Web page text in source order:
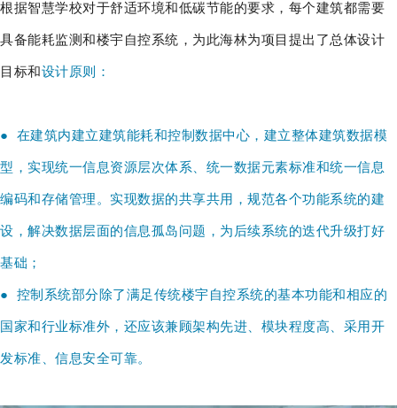
根据智慧学校对于舒适环境和低碳节能的要求，每个建筑都需要
具备能耗监测和楼宇自控系统，为此海林为项目提出了总体设计
目标和设计原则：
● 在建筑内建立建筑能耗和控制数据中心，建立整体建筑数据模
型，实现统一信息资源层次体系、统一数据元素标准和统一信息
编码和存储管理。实现数据的共享共用，规范各个功能系统的建
设，解决数据层面的信息孤岛问题，为后续系统的迭代升级打好
基础；
● 控制系统部分除了满足传统楼宇自控系统的基本功能和相应的
国家和行业标准外，还应该兼顾架构先进、模块程度高、采用开
发标准、信息安全可靠。